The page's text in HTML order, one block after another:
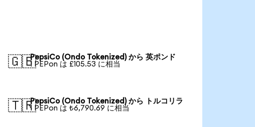
🇬🇧PepsiCo (Ondo Tokenized) から 英ポンド
1 PEPon は £105.53 に相当
🇹🇷PepsiCo (Ondo Tokenized) から トルコリラ
1 PEPon は ₺6,790.69 に相当